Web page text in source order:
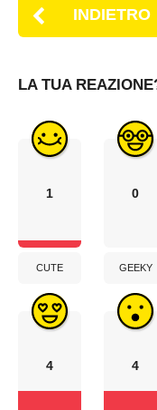
INDIETRO
LA TUA
1
CUTE
0
GEEKY
4 4